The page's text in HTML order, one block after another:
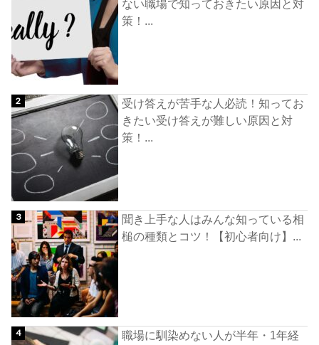
ない職場で知っておきたい原因と対
策！...
受け答えが苦手な人必読！知ってお
きたい受け答えが難しい原因と対
策！...
聞き上手な人はみんな知っている相
槌の種類とコツ！【初心者向け】...
職場に馴染めない人が半年・1年経